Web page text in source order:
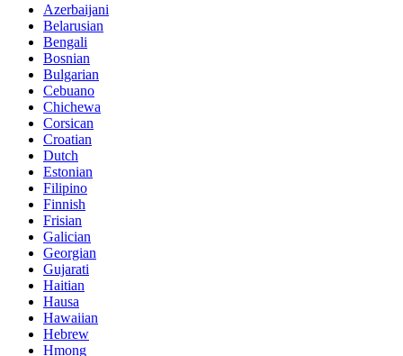
Azerbaijani
Belarusian
Bengali
Bosnian
Bulgarian
Cebuano
Chichewa
Corsican
Croatian
Dutch
Estonian
Filipino
Finnish
Frisian
Galician
Georgian
Gujarati
Haitian
Hausa
Hawaiian
Hebrew
Hmong